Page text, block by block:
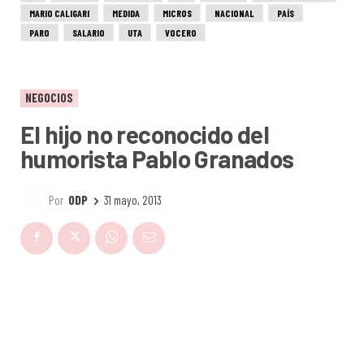
MARIO CALIGARI
MEDIDA MICROS NACIONAL
PAÍS
PARO
SALARIO UTA VOCERO